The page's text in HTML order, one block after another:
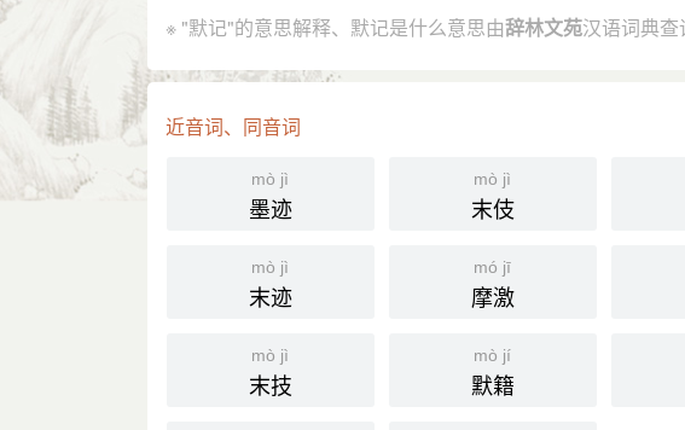
⒈ 暗中记住。
南朝 宋 刘义庆 《世说新语·任诞》：“襄阳 罗友 有大
许地山 《缀网劳蛛》：“她每夜睡前的功课就是跪在那
⒈ 在心中暗记。也作「嘿记」。
段怪异，逼那张生伏在冢中，方得默记劫盗姓名，使他
※ "默记"的意思解释、默记是什么意思由辞林文苑汉语词典查
近音词、同音词
mò jì
墨迹
mò jì
末伎
mò jì
末迹
mó jī
摩激
mò jì
末技
mò jí
默籍